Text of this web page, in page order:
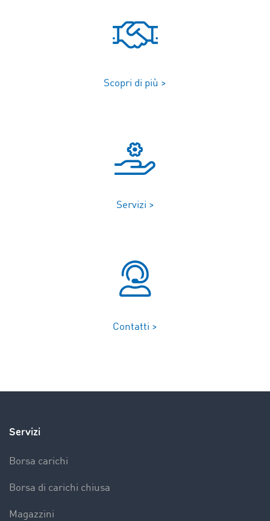
Scopri di più >
Servizi >
Contatti >
Servizi
Borsa carichi
Borsa di carichi chiusa
Magazzini